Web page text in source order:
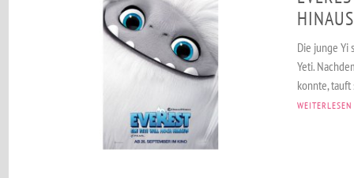
HINAUS
Die junge Yi
Yeti.
konnte, tauft
WEITERLESEN